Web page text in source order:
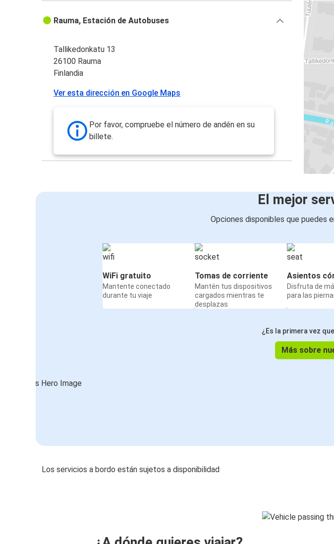
Rauma, Estación de Autobuses
Tallikedonkatu 13
26100 Rauma
Finlandia
Ver esta dirección en Google Maps
Por favor, compruebe el número de andén en su
billete.
El mejor
Opciones disponibles que puedes
WiFi gratuito
Mantente conectado
durante tu viaje
Tomas de corriente
Mantén tus dispositivos
cargados mientras te
desplazas
Asientos
Disfruta de
para las
¿Es la primera vez
Más sobre
Los servicios a bordo están sujetos a disponibilidad